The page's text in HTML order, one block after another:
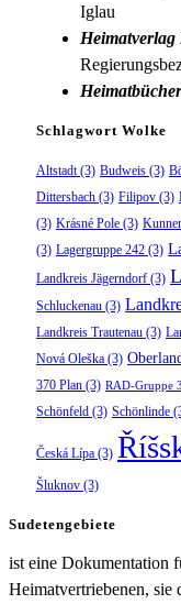
Iglau
Heimatbücher
Schlagwort Wolke
Altstadt(3) Budweis (3)
Dittersbach (3) Filipov (3)
(3) Krásné Pole (3)
(3) Lagergruppe 242 (3)
Landkreis Jägerndorf (3)
Schluckenau (3)
Landkreis Trautenau (3)
Nová Oleška (3)
370 Plan (3) RAD-Gruppe
Schönfeld (3) Schönlinde
Česká Lípa (3)
Šluknov (3)
Sudetengebiete
ist eine Dokumentation
Heimatvertriebenen, sie